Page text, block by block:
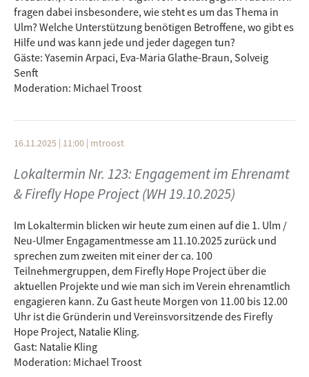
fragen dabei insbesondere, wie steht es um das Thema in
Ulm? Welche Unterstützung benötigen Betroffene, wo gibt es
Hilfe und was kann jede und jeder dagegen tun?
Gäste: Yasemin Arpaci, Eva-Maria Glathe-Braun, Solveig
Senft
Moderation: Michael Troost
16.11.2025 | 11:00 | mtroost
Lokaltermin Nr. 123: Engagement im Ehrenamt
& Firefly Hope Project (WH 19.10.2025)
Im Lokaltermin blicken wir heute zum einen auf die 1. Ulm /
Neu-Ulmer Engagamentmesse am 11.10.2025 zurück und
sprechen zum zweiten mit einer der ca. 100
Teilnehmergruppen, dem Firefly Hope Project über die
aktuellen Projekte und wie man sich im Verein ehrenamtlich
engagieren kann. Zu Gast heute Morgen von 11.00 bis 12.00
Uhr ist die Gründerin und Vereinsvorsitzende des Firefly
Hope Project, Natalie Kling.
Gast: Natalie Kling
Moderation: Michael Troost